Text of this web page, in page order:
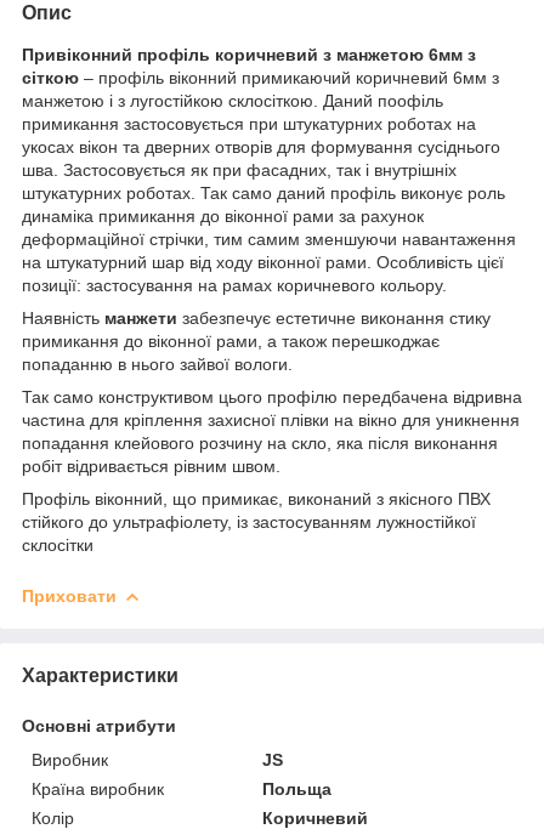
Опис
Привіконний профіль коричневий з манжетою 6мм з
сіткою – профіль віконний примикаючий коричневий 6мм з
манжетою і з лугостійкою склосіткою. Даний поофіль
примикання застосовується при штукатурних роботах на
укосах вікон та дверних отворів для формування сусіднього
шва. Застосовується як при фасадних, так і внутрішніх
штукатурних роботах. Так само даний профіль виконує роль
динаміка примикання до віконної рами за рахунок
деформаційної стрічки, тим самим зменшуючи навантаження
на штукатурний шар від ходу віконної рами. Особливість цієї
позиції: застосування на рамах коричневого кольору.
Наявність манжети забезпечує естетичне виконання стику
примикання до віконної рами, а також перешкоджає
попаданню в нього зайвої вологи.
Так само конструктивом цього профілю передбачена відривна
частина для кріплення захисної плівки на вікно для уникнення
попадання клейового розчину на скло, яка після виконання
робіт відривається рівним швом.
Профіль віконний, що примикає, виконаний з якісного ПВХ
стійкого до ультрафіолету, із застосуванням лужностійкої
склосітки
Приховати
Характеристики
Основні атрибути
Виробник
JS
Країна виробник
Польща
Колір
Коричневий